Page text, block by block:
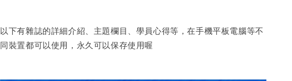
以下有雜誌的詳細介紹、主題欄目、學員心得等，在手機平板電腦等不
同裝置都可以使用，永久可以保存使用喔